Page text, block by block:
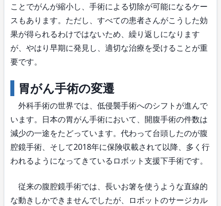
ことでがんが縮小し、手術による切除が可能になるケー
スもあります。ただし、すべての患者さんがこうした効
果が得られるわけではないため、繰り返しになります
が、やはり早期に発見し、適切な治療を受けることが重
要です。
胃がん手術の変遷
外科手術の世界では、低侵襲手術へのシフトが進んで
います。日本の胃がん手術において、開腹手術の件数は
減少の一途をたどっています。代わって台頭したのが腹
腔鏡手術、そして2018年に保険収載されて以降、多く行
われるようになってきているロボット支援下手術です。
従来の腹腔鏡手術では、長いお箸を使うような直線的
な動きしかできませんでしたが、ロボットのサージカル